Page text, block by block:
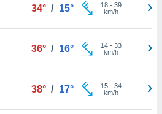
34° / 15° 18- 39
km/h
36° / 16° 14- 33
km/h
38° / 17° 15- 34
km/h